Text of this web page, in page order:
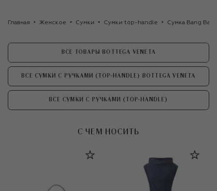
Главная Женское Сумки Сумки top-handle Сумка Bang
ВСЕ ТОВАРЫ BOTTEGA VENETA
ВСЕ СУМКИ С РУЧКАМИ (TOP-HANDLE) BOTTEGA VENETA
ВСЕ СУМКИ С РУЧКАМИ (TOP-HANDLE)
С ЧЕМ НОСИТЬ